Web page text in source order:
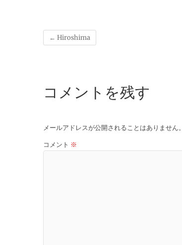
← Hiroshima
コメントを残す
メールアドレスが公開されることはありません。
コメント ※